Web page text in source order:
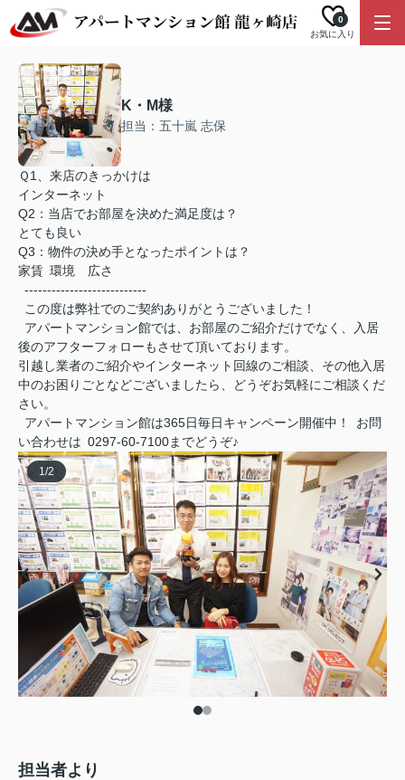
お気に入り
0
K・M様
担当：五十嵐 志保
Ｑ1、来店のきっかけは
インターネット
Q2：当店でお部屋を決めた満足度は？
とても良い
Q3：物件の決め手となったポイントは？
家賃 環境 広さ
---------------------------
この度は弊社でのご契約ありがとうございました！
アパートマンション館では、お部屋のご紹介だけでなく、入居
後のアフターフォローもさせて頂いております。
引越し業者のご紹介やインターネット回線のご相談、その他入居
中のお困りごとなどございましたら、どうぞお気軽にご相談くだ
さい。
アパートマンション館は365日毎日キャンペーン開催中！ お問
い合わせは 0297-60-7100までどうぞ♪
1/2
担当者より